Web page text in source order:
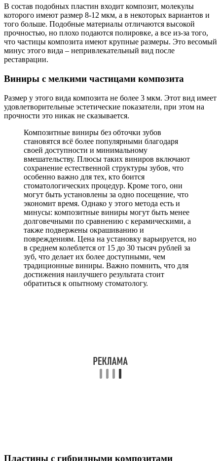
В состав подобных пластин входит композит, молекулы
которого имеют размер 8-12 мкм, а в некоторых вариантов и
того больше. Подобные материалы отличаются высокой
прочностью, но плохо подаются полировке, а все из-за того,
что частицы композита имеют крупные размеры. Это весомый
минус этого вида – непривлекательный вид после
реставрации.
Виниры с мелкими частицами композита
Размер у этого вида композита не более 3 мкм. Этот вид имеет
удовлетворительные эстетические показатели, при этом на
прочности это никак не сказывается.
Композитные виниры без обточки зубов
становятся всё более популярными благодаря
своей доступности и минимальному
вмешательству. Плюсы таких виниров включают
сохранение естественной структуры зубов, что
особенно важно для тех, кто боится
стоматологических процедур. Кроме того, они
могут быть установлены за одно посещение, что
экономит время. Однако у этого метода есть и
минусы: композитные виниры могут быть менее
долговечными по сравнению с керамическими, а
также подвержены окрашиванию и
повреждениям. Цена на установку варьируется, но
в среднем колеблется от 15 до 30 тысяч рублей за
зуб, что делает их более доступными, чем
традиционные виниры. Важно помнить, что для
достижения наилучшего результата стоит
обратиться к опытному стоматологу.
Пластины с гибридными композитами